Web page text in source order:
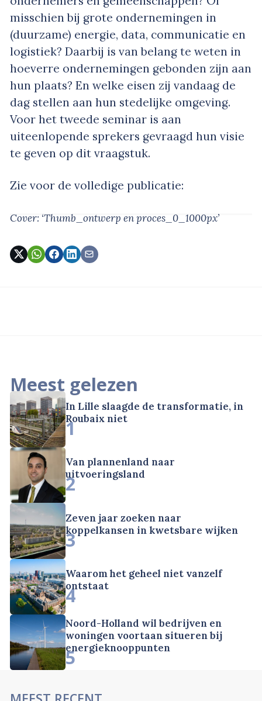
misschien bij grote ondernemingen in
(duurzame) energie, data, communicatie en
logistiek? Daarbij is van belang te weten in
hoeverre ondernemingen gebonden zijn aan
hun plaats? En welke eisen zij vandaag de
dag stellen aan hun stedelijke omgeving.
Voor het tweede seminar is aan
uiteenlopende sprekers gevraagd hun visie
te geven op dit vraagstuk.
Zie voor de volledige publicatie:
Cover: ‘Thumb_ontwerp en proces_0_1000px’
Meest gelezen
In Lille slaagde de transformatie, in
Roubaix niet
1
Van plannenland naar
uitvoeringsland
2
Zeven jaar zoeken naar
koppelkansen in kwetsbare wijken
3
Waarom het geheel niet vanzelf
ontstaat
4
Noord-Holland wil bedrijven en
woningen voortaan situeren bij
energieknooppunten
5